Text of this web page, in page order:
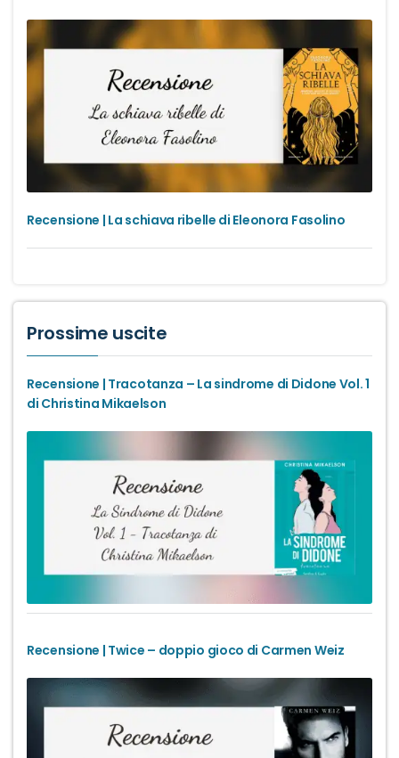
Recensione | La schiava ribelle di Eleonora Fasolino
Prossime uscite
Recensione | Tracotanza – La sindrome di Didone Vol. 1
di Christina Mikaelson
Recensione | Twice – doppio gioco di Carmen Weiz